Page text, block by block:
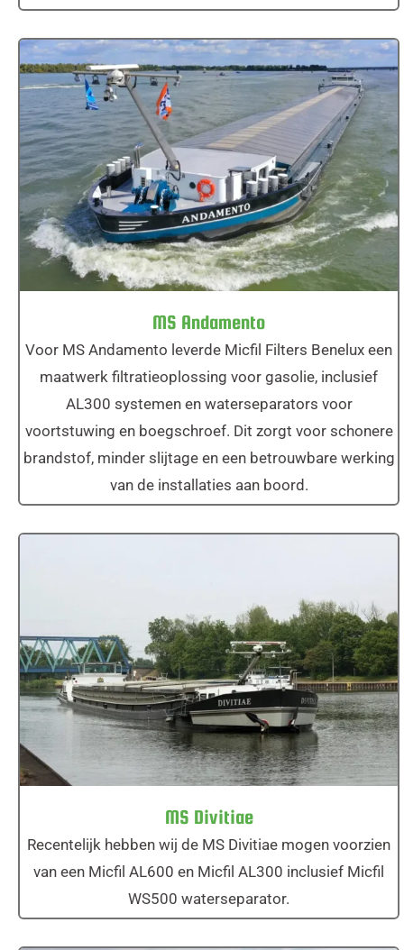
MS Andamento
MS Andamento
Voor MS Andamento leverde Micfil Filters Benelux een
maatwerk filtratieoplossing voor gasolie, inclusief
AL300 systemen en waterseparators voor
voortstuwing en boegschroef. Dit zorgt voor schonere
brandstof, minder slijtage en een betrouwbare werking
van de installaties aan boord.
MS Divitiae
MS Divitiae
Recentelijk hebben wij de MS Divitiae mogen voorzien
van een Micfil AL600 en Micfil AL300 inclusief Micfil
WS500 waterseparator.